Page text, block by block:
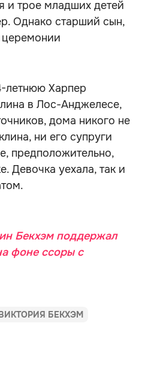
и трое младших детей
Однако старший сын,
церемонии
летнюю Харпер
в Лос-Анджелесе,
дома никого не
ни его супруги
предположительно,
Девочка уехала, так и
Бекхэм поддержал
фоне ссоры с
БЕКХЭМ